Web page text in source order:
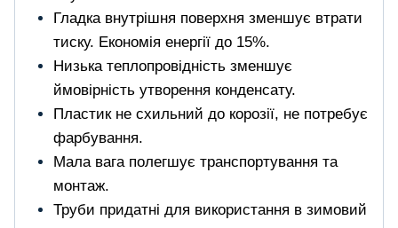
Гладка внутрішня поверхня зменшує втрати
тиску. Економія енергії до 15%.
Низька теплопровідність зменшує
ймовірність утворення конденсату.
Пластик не схильний до корозії, не потребує
фарбування.
Мала вага полегшує транспортування та
монтаж.
Труби придатні для використання в зимовий